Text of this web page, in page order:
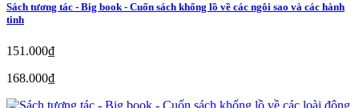
Sách tương tác - Big book - Cuốn sách khổng lồ về các ngôi sao và các hành
tinh
151.000₫
168.000₫